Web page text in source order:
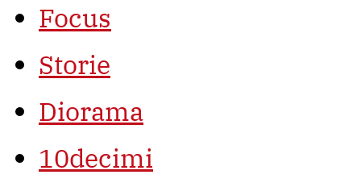
Focus
Storie
Diorama
10decimi